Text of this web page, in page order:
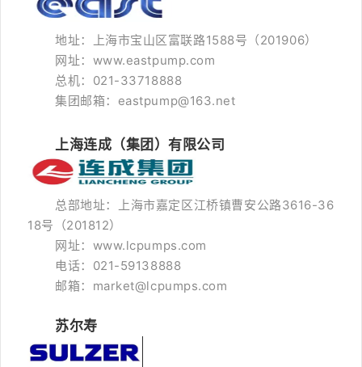
地址：上海市宝山区富联路1588号（201906）
网址：www.eastpump.com
总机：021-33718888
集团邮箱：eastpump@163.net
上海连成（集团）有限公司
总部地址：上海市嘉定区江桥镇曹安公路3616-36
18号（201812）
网址：www.lcpumps.com
电话：021-59138888
邮箱：market@lcpumps.com
苏尔寿